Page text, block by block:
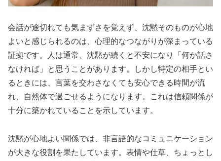
会話が途切れても気まずさを覚えず、沈黙そのものが心地
よいと感じられるのは、心理的なつながりが深まっている
証拠です。人は通常、沈黙が続くと不安になり「何か話さ
なければ」と思うことがあります。しかし特定の相手とい
るときには、言葉を交わさなくても安心できる時間が流
れ、自然体で過ごせるようになります。これは信頼関係が
十分に築かれていることを示しています。
沈黙が心地よい関係では、非言語的なコミュニケーション
が大きな役割を果たしています。表情や仕草、ちょっとし